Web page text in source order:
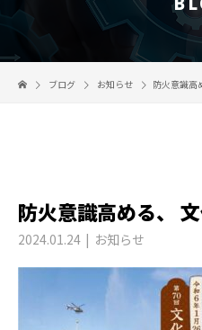
ブログ お知らせ 防火意識高
防火意識高める、
2024.01.24 お知らせ